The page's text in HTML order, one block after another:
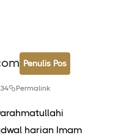
Penulis Pos
Permalink
harian Imam